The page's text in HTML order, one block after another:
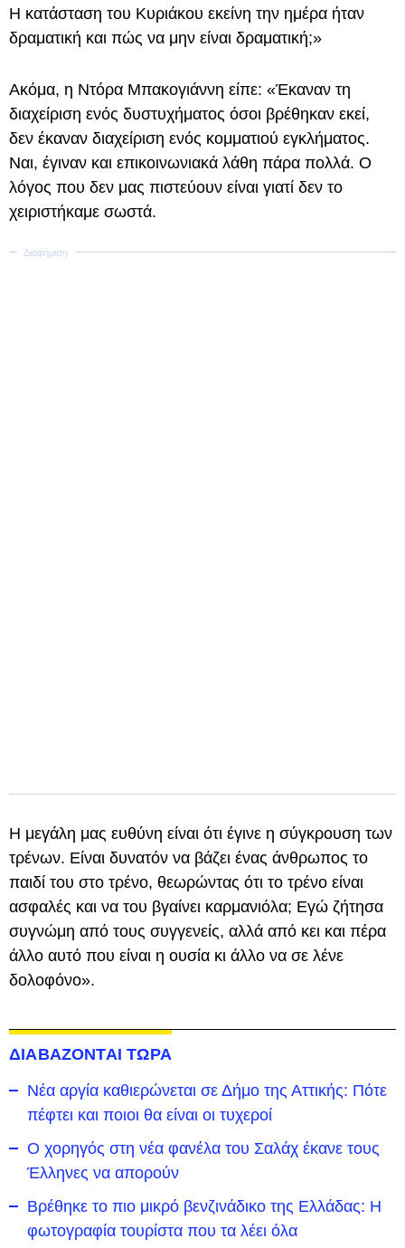
Η κατάσταση του Κυριάκου εκείνη την ημέρα ήταν
δραματική και πώς να μην είναι δραματική;»
Ακόμα, η Ντόρα Μπακογιάννη είπε: «Έκαναν τη
διαχείριση ενός δυστυχήματος όσοι βρέθηκαν εκεί,
δεν έκαναν διαχείριση ενός κομματιού εγκλήματος.
Ναι, έγιναν και επικοινωνιακά λάθη πάρα πολλά. Ο
λόγος που δεν μας πιστεύουν είναι γιατί δεν το
χειριστήκαμε σωστά.
Η μεγάλη μας ευθύνη είναι ότι έγινε η σύγκρουση των
τρένων. Είναι δυνατόν να βάζει ένας άνθρωπος το
παιδί του στο τρένο, θεωρώντας ότι το τρένο είναι
ασφαλές και να του βγαίνει καρμανιόλα; Εγώ ζήτησα
συγνώμη από τους συγγενείς, αλλά από κει και πέρα
άλλο αυτό που είναι η ουσία κι άλλο να σε λένε
δολοφόνο».
ΔΙΑΒΑΖΟΝΤΑΙ ΤΩΡΑ
Νέα αργία καθιερώνεται σε Δήμο της Αττικής: Πότε
πέφτει και ποιοι θα είναι οι τυχεροί
Ο χορηγός στη νέα φανέλα του Σαλάχ έκανε τους
Έλληνες να απορούν
Βρέθηκε το πιο μικρό βενζινάδικο της Ελλάδας: Η
φωτογραφία τουρίστα που τα λέει όλα